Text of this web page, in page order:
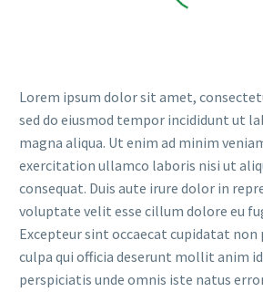
Lorem ipsum dolor sit amet,
sed do eiusmod tempor incididunt ut
magna aliqua. Ut enim ad minim
exercitation ullamco laboris nisi ut
consequat. Duis aute irure dolor in
voluptate velit esse cillum dolore eu
Excepteur sint occaecat cupidatat
culpa qui officia deserunt mollit anim
perspiciatis unde omnis iste natus